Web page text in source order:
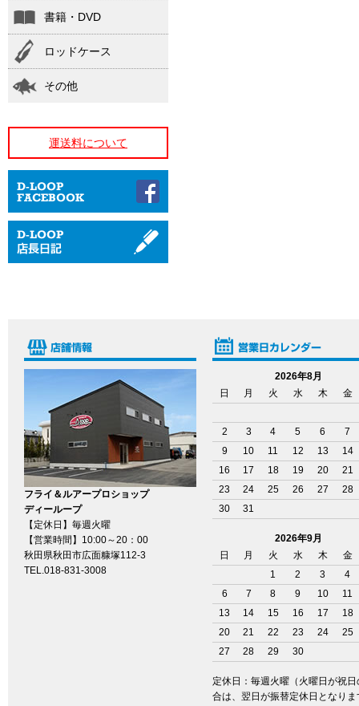
書籍・DVD
ロッドケース
その他
運送料について
フライ＆ルアープロショップ
ディーループ
【定休日】毎週火曜
【営業時間】10:00～20：00
秋田県秋田市広面糠塚112-3
TEL.018-831-3008
2026年8月
日
月 火 水 木 金
2 3 4 5 6
7
9
10 11 12 13
14
16
17 18 19 20
21
23
24 25 26 27
28
30
31
2026年9月
日
月 火 水 木
金
1
2 3
4
6
7 8 9 10
11
13
14 15 16 17
18
20
21 22 23 24
25
27
28 29 30
定休日：毎週火曜（火曜日が祝日
合は、翌日が振替定休日となりま